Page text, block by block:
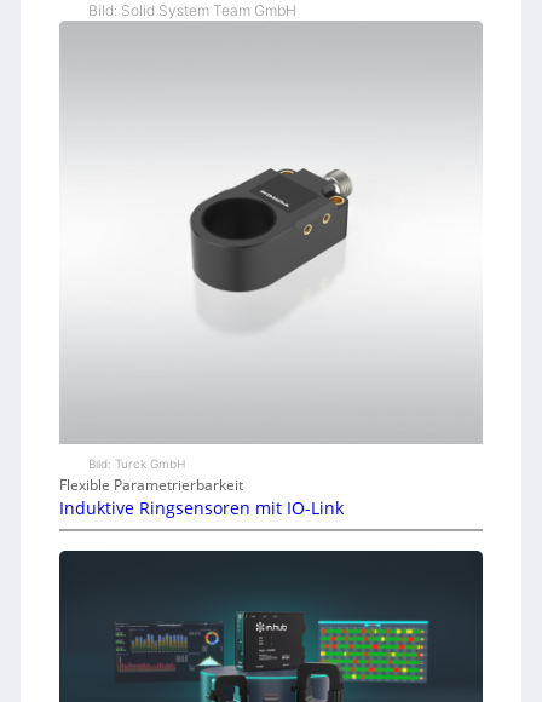
Bild: Solid System Team GmbH
Bild: Turck GmbH
Flexible Parametrierbarkeit
Induktive Ringsensoren mit IO-Link